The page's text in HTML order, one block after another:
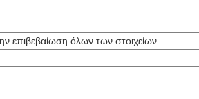
επιβεβαίωση όλων των στοιχείων